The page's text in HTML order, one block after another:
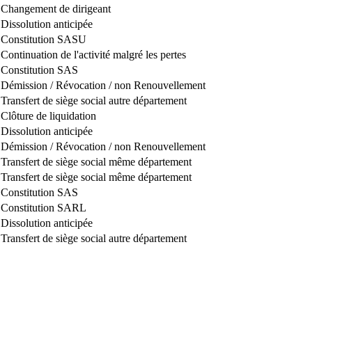
Changement de dirigeant
Dissolution anticipée
Constitution SASU
Continuation de l'activité malgré les pertes
Constitution SAS
Démission / Révocation / non Renouvellement
Transfert de siège social autre département
Clôture de liquidation
Dissolution anticipée
Démission / Révocation / non Renouvellement
Transfert de siège social même département
Transfert de siège social même département
Constitution SAS
Constitution SARL
Dissolution anticipée
Transfert de siège social autre département